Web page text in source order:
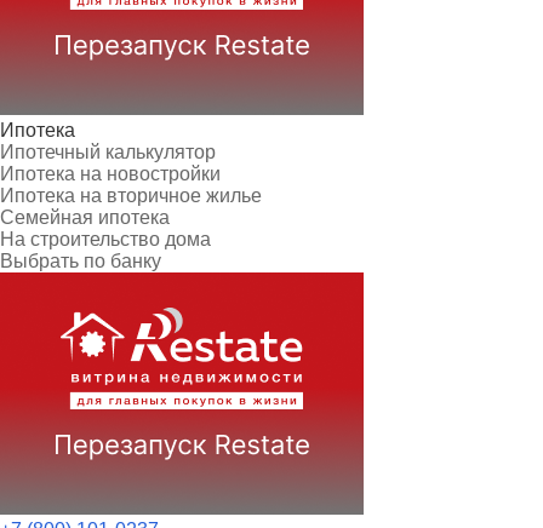
Ипотека
Ипотечный калькулятор
Ипотека на новостройки
Ипотека на вторичное жилье
Семейная ипотека
На строительство дома
Выбрать по банку